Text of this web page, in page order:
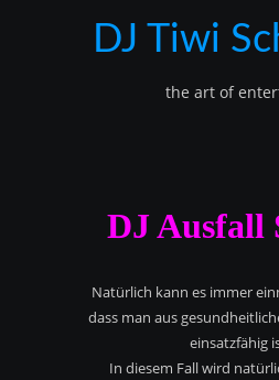
Natürlich kann es immer
dass man aus
einsatzfähig
In diesem Fall wird
DJ Tiwi
the art of
DJ Ausfall